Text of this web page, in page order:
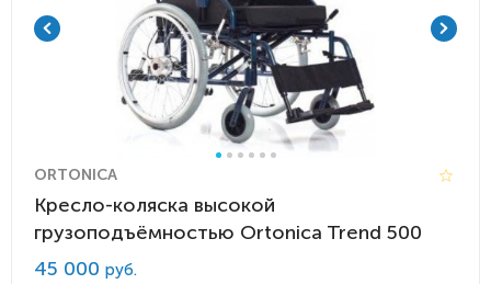
ORTONICA
Кресло-коляска высокой
грузоподъёмностью Ortonica Trend 500
45 000 руб.